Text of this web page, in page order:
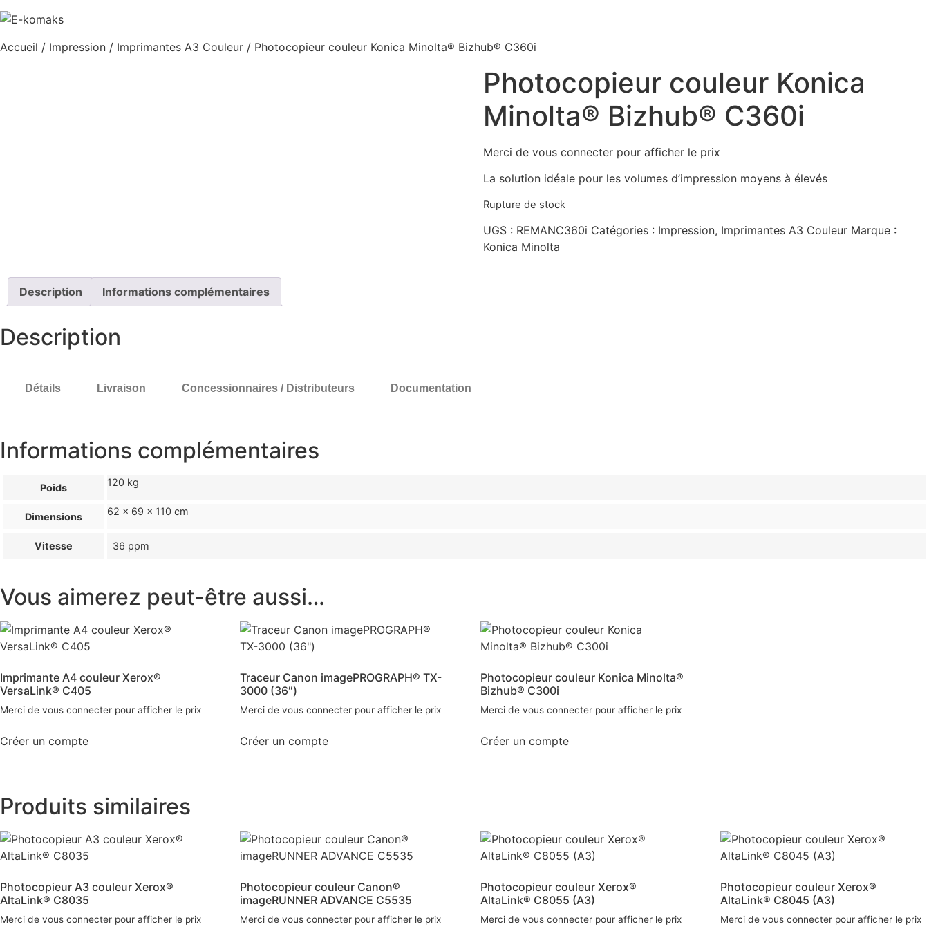
Accueil / Impression / Imprimantes A3 Couleur / Photocopieur couleur Konica Minolta® Bizhub® C360i
Photocopieur couleur Konica
Minolta® Bizhub® C360i
Merci de vous connecter pour afficher le prix
La solution idéale pour les volumes d’impression moyens à élevés
Rupture de stock
UGS : REMANC360i Catégories : Impression, Imprimantes A3 Couleur Marque :
Konica Minolta
Description Informations complémentaires
Description
Détails Livraison Concessionnaires / Distributeurs Documentation
Informations complémentaires
Poids 120 kg
Dimensions 62 × 69 × 110 cm
Vitesse 36 ppm
Vous aimerez peut-être aussi…
Imprimante A4 couleur Xerox®
VersaLink® C405
Merci de vous connecter pour afficher le prix
Créer un compte
Traceur Canon imagePROGRAPH® TX-
3000 (36″)
Merci de vous connecter pour afficher le prix
Créer un compte
Photocopieur couleur Konica Minolta®
Bizhub® C300i
Merci de vous connecter pour afficher le prix
Créer un compte
Produits similaires
Photocopieur A3 couleur Xerox®
AltaLink® C8035
Merci de vous connecter pour afficher le prix
Photocopieur couleur Canon®
imageRUNNER ADVANCE C5535
Merci de vous connecter pour afficher le prix
Photocopieur couleur Xerox®
AltaLink® C8055 (A3)
Merci de vous connecter pour afficher le prix
Photocopieur couleur Xerox®
AltaLink® C8045 (A3)
Merci de vous connecter pour afficher le prix